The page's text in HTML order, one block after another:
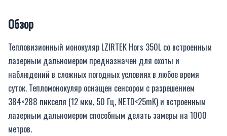
Обзор
Тепловизионный монокуляр LZIRTEK Hors 350L со встроенным
лазерным дальномером предназначен для охоты и
наблюдений в сложных погодных условиях в любое время
суток. Тепломонокуляр оснащен сенсором с разрешением
384×288 пикселя (12 мкм, 50 Гц, NETD<25mK) и встроенным
лазерным дальномером способным делать замеры на 1000
метров.